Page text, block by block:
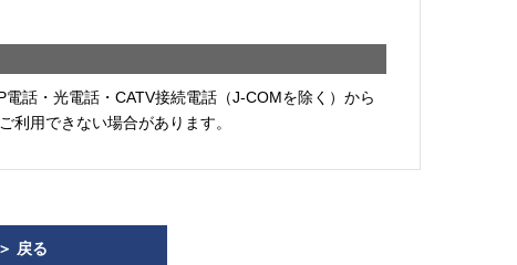
話・光電話・CATV接続電話（J-COMを除く）から
利用できない場合があります。
＞ 戻る